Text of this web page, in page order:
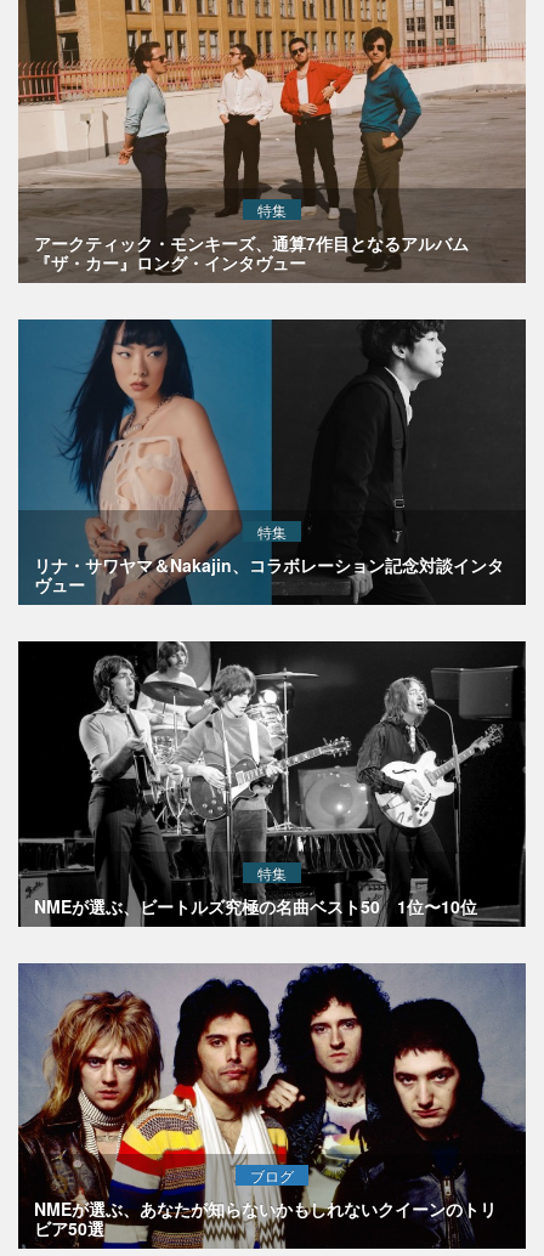
特集
アークティック・モンキーズ、通算7作目となるアルバム
『ザ・カー』ロング・インタヴュー
特集
リナ・サワヤマ＆Nakajin、コラボレーション記念対談インタ
ヴュー
特集
NMEが選ぶ、ビートルズ究極の名曲ベスト50 1位〜10位
ブログ
NMEが選ぶ、あなたが知らないかもしれないクイーンのトリ
ビア50選